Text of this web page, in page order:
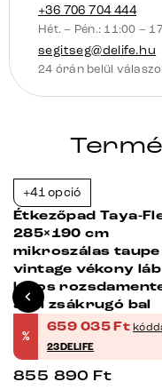
+36 706 704 444
Hét. – Pén.: 11:00 –
segitseg@delife.hu
24 órán belül
+41 opció
Étkezőpad Taya-
285×190 cm
mikroszálas taupe
vintage vékony láb
lapos
acél zsákrugó bal
%
659 035Ft
23DELIFE
855 890 Ft